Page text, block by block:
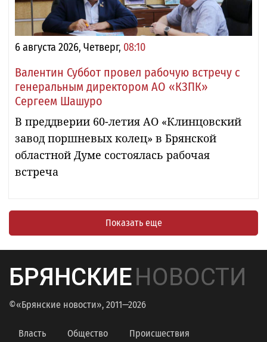
6 августа 2026, Четверг, 08:10
Валентин Суббот провел рабочую встречу с
генеральным директором АО «КЗПК»
Сергеем Шашуро
В преддверии 60-летия АО «Клинцовский
завод поршневых колец» в Брянской
областной Думе состоялась рабочая
встреча
Показать еще
БРЯНСКИЕНОВОСТИ
©«Брянские новости», 2011—2026
Власть Общество Происшествия